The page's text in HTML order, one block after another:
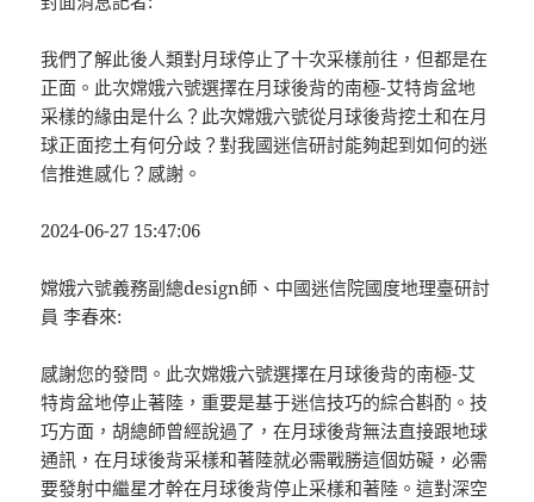
我們了解此後人類對月球停止了十次采樣前往，但都是在
正面。此次嫦娥六號選擇在月球後背的南極-艾特肯盆地
采樣的緣由是什么？此次嫦娥六號從月球後背挖土和在月
球正面挖土有何分歧？對我國迷信研討能夠起到如何的迷
信推進感化？感謝。
2024-06-27 15:47:06
嫦娥六號義務副總design師、中國迷信院國度地理臺研討
員 李春來:
感謝您的發問。此次嫦娥六號選擇在月球後背的南極-艾
特肯盆地停止著陸，重要是基于迷信技巧的綜合斟酌。技
巧方面，胡總師曾經說過了，在月球後背無法直接跟地球
通訊，在月球後背采樣和著陸就必需戰勝這個妨礙，必需
要發射中繼星才幹在月球後背停止采樣和著陸。這對深空